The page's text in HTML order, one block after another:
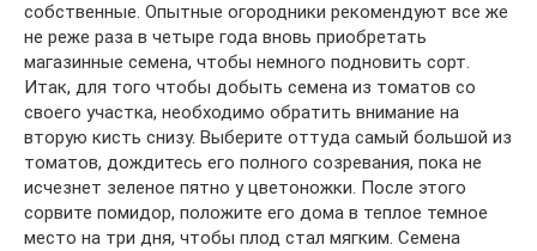
собственные. Опытные огородники рекомендуют все же
не реже раза в четыре года вновь приобретать
магазинные семена, чтобы немного подновить сорт.
Итак, для того чтобы добыть семена из томатов со
своего участка, необходимо обратить внимание на
вторую кисть снизу. Выберите оттуда самый большой из
томатов, дождитесь его полного созревания, пока не
исчезнет зеленое пятно у цветоножки. После этого
сорвите помидор, положите его дома в теплое темное
место на три дня, чтобы плод стал мягким. Семена